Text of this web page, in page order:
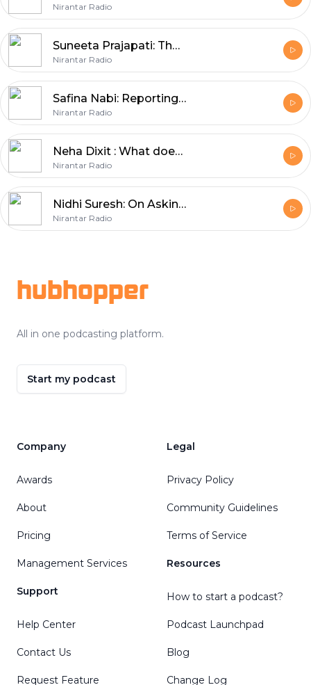
Nirantar Radio
Suneeta Prajapati: The Joys of Reporting Crime
Nirantar Radio
Safina Nabi: Reporting Outside the Newsroom
Nirantar Radio
Neha Dixit : What does crime reporting tell you about society?
Nirantar Radio
Nidhi Suresh: On Asking Slow and Quiet Questions
Nirantar Radio
hubhopper
All in one podcasting platform.
Start my podcast
Company
Awards
About
Pricing
Management Services
Support
Help Center
Contact Us
Request Feature
Legal
Privacy Policy
Community Guidelines
Terms of Service
Resources
How to start a podcast?
Podcast Launchpad
Blog
Change Log